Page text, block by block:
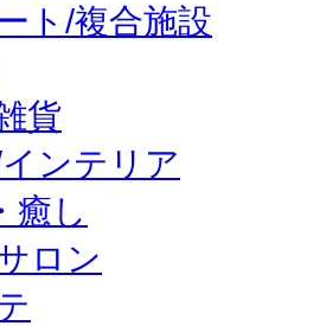
ト/複合施設
貨
ンテリア
癒し
ロン